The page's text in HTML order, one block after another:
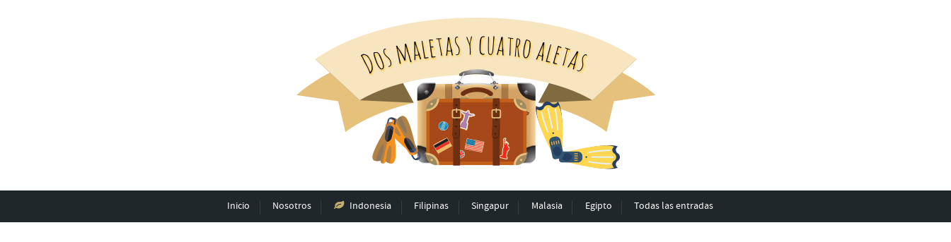
Inicio Nosotros Indonesia Filipinas Singapur Malasia Egipto Todas las entradas